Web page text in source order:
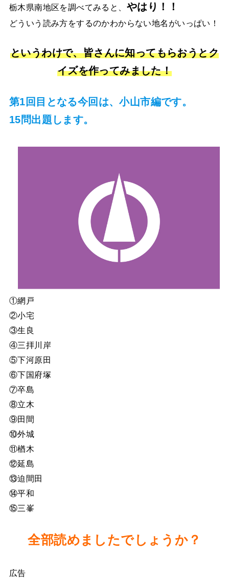
栃木県南地区を調べてみると、 やはり！！
どういう読み方をするのかわからない地名がいっぱい！
というわけで、皆さんに知ってもらおうとク
イズを作ってみました！
第1回目となる今回は、小山市編です。
15問出題します。
①網戸
②小宅
③生良
④三拝川岸
⑤下河原田
⑥下国府塚
⑦卒島
⑧立木
⑨田間
⑩外城
⑪楢木
⑫延島
⑬迫間田
⑭平和
⑮三峯
全部読めましたでしょうか？
広告